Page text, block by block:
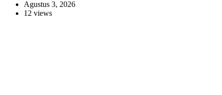
Agustus 3, 2026
12 views